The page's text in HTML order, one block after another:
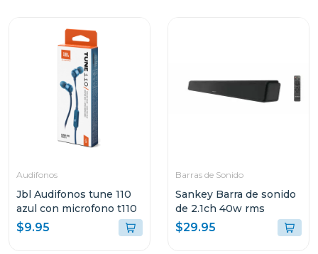
Audifonos
Jbl Audifonos tune 110
azul con microfono t110
$9.95
Barras de Sonido
Sankey Barra de sonido
de 2.1ch 40w rms
$29.95